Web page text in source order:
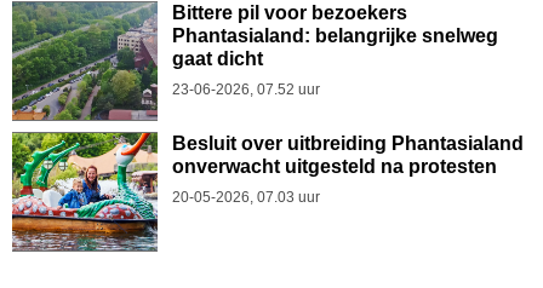
Bittere pil voor bezoekers
Phantasialand: belangrijke snelweg
gaat dicht
23-06-2026, 07.52 uur
Besluit over uitbreiding Phantasialand
onverwacht uitgesteld na protesten
20-05-2026, 07.03 uur